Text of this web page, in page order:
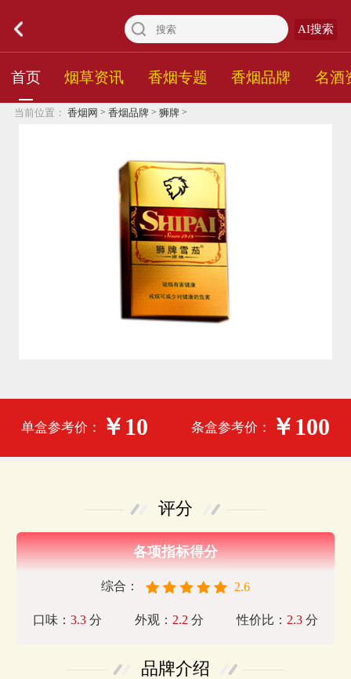
AI搜索
首页 烟草资讯 香烟专题 香烟品牌 名酒
当前位置： 香烟网 > 香烟品牌 > 狮牌 >
单盒参考价： ￥10 条盒参考价： ￥100
评分
各项指标得分
综合： 2.6
口味： 3.3分 外观： 2.2 分 性价比： 2.3 分
品牌介绍